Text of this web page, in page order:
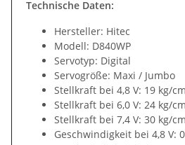
Technische Daten:
Hersteller: Hitec
Modell: D840WP
Servotyp: Digital
Servogröße: Maxi / Jumbo
Stellkraft bei 4,8 V: 19 kg/cm
Stellkraft bei 6,0 V: 24 kg/cm
Stellkraft bei 7,4 V: 30 kg/cm
Geschwindigkeit bei 4,8 V: